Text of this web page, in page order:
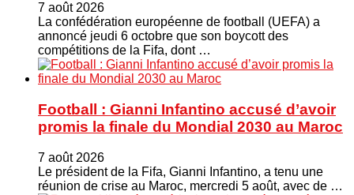
7 août 2026
La confédération européenne de football (UEFA) a
annoncé jeudi 6 octobre que son boycott des
compétitions de la Fifa, dont …
Football : Gianni Infantino accusé d’avoir
promis la finale du Mondial 2030 au Maroc
7 août 2026
Le président de la Fifa, Gianni Infantino, a tenu une
réunion de crise au Maroc, mercredi 5 août, avec de …